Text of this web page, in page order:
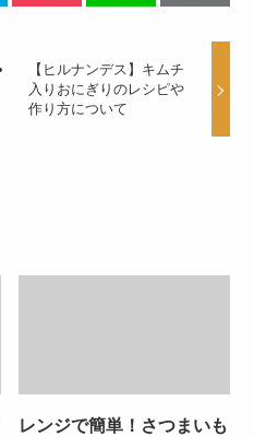
【ヒルナンデス】キムチ
入りおにぎりのレシピや
作り方について
レンジで簡単！さつまいも